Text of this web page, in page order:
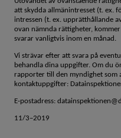
att skydda allmänintresset (t. ex.
intressen (t. ex. upprätthållande
ovan nämnda rättigheter,
svarar vanligtvis inom en månad.
Vi strävar efter att svara på
behandla dina uppgifter. Om du
rapporter till den myndighet som
kontaktuppgifter:
E-postadress:
11/3–2019